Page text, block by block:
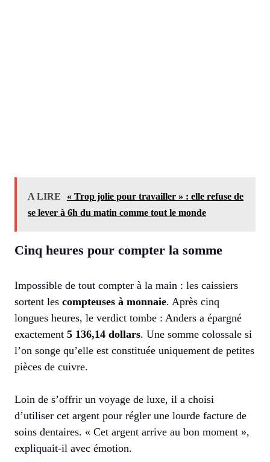
A LIRE
« Trop jolie pour travailler » : elle refuse de
se lever à 6h du matin comme tout le monde
Cinq heures pour compter la somme
Impossible de tout compter à la main : les caissiers
sortent les compteuses à monnaie. Après cinq
longues heures, le verdict tombe : Anders a épargné
exactement 5 136,14 dollars. Une somme colossale si
l’on songe qu’elle est constituée uniquement de petites
pièces de cuivre.
Loin de s’offrir un voyage de luxe, il a choisi
d’utiliser cet argent pour régler une lourde facture de
soins dentaires. « Cet argent arrive au bon moment »,
expliquait-il avec émotion.